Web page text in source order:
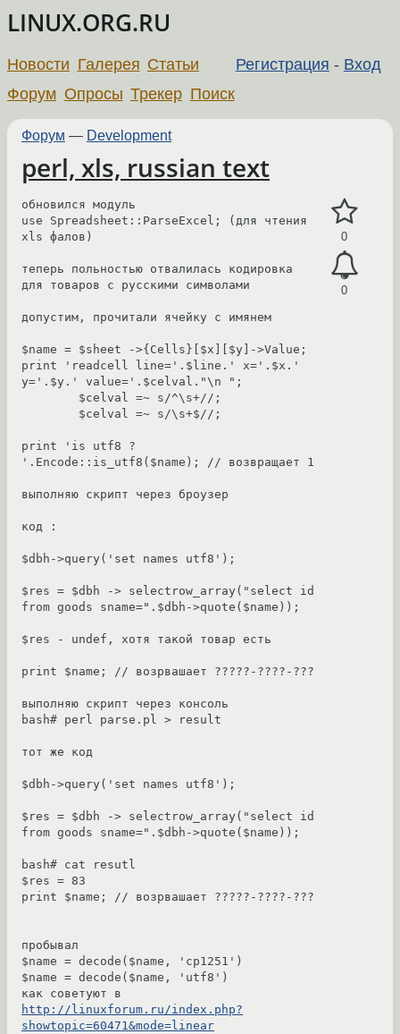
LINUX.ORG.RU
Регистрация - Вход
Новости Галерея Статьи
Форум Опросы Трекер Поиск
Форум — Development
perl, xls, russian text
0
0
обновился модуль
use Spreadsheet::ParseExcel; (для чтения
xls фалов)
теперь польностью отвалилась кодировка
для товаров с русскими символами
допустим, прочитали ячейку с имянем
$name = $sheet ->{Cells}[$x][$y]->Value;
print 'readcell line='.$line.' x='.$x.'
y='.$y.' value='.$celval."\n ";
print 'is utf8 ?
'.Encode::is_utf8($name); // возвращает 1
выполняю скрипт через броузер
код :
$dbh->query('set names utf8');
$res = $dbh -> selectrow_array("select id
from goods sname=".$dbh->quote($name));
$res - undef, хотя такой товар есть
print $name; // возрвашает ?????-????-???
выполняю скрипт через консоль
bash# perl parse.pl > result
тот же код
$dbh->query('set names utf8');
$res = $dbh -> selectrow_array("select id
from goods sname=".$dbh->quote($name));
bash# cat resutl
$res = 83
print $name; // возрвашает ?????-????-???
пробывал
$name = decode($name, 'cp1251')
$name = decode($name, 'utf8')
http://linuxforum.ru/index.php?
showtopic=60471&mode=linear